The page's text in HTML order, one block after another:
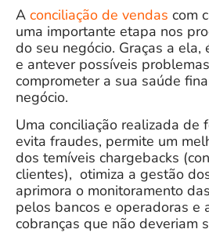
A conciliação de vendas com
uma importante etapa nos
do seu negócio. Graças a
e antever possíveis
comprometer a sua saúde
negócio.
Uma conciliação realizada de
evita fraudes, permite um
dos temíveis chargebacks
clientes), otimiza a gestão
aprimora o monitoramento
pelos bancos e operadoras e
cobranças que não deveriam